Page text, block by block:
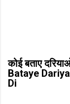
कोई बताए
Bataye
Di